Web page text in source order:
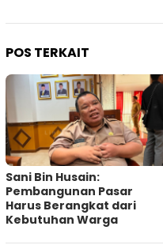
POS TERKAIT
Sani Bin Husain:
Pembangunan Pasar
Harus Berangkat dari
Kebutuhan Warga